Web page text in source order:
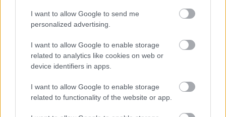
I want to allow Google to send me
personalized advertising.
I want to allow Google to enable storage
related to analytics like cookies on web or
device identifiers in apps.
I want to allow Google to enable storage
related to functionality of the website or app.
Διαβάζονται αυτή τη στιγμή
Η γαλάζια «θετική ατζέντα» στο δρόμο για το
2027 - Το παράπονο της Καρυστιανού - Στον
ΣΥΡΙΖΑ μελετούν Ιστορία